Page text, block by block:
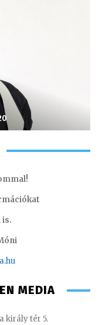
is.
MEDIA
király tér 5.